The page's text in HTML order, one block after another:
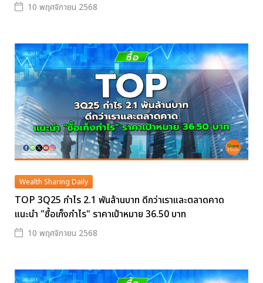
10 พฤศจิกายน 2568
Wealth Sharing Daily
TOP 3Q25 กำไร 2.1 พันล้านบาท ดีกว่าเราและตลาดคาด
แนะนำ "ซื้อเก็งกำไร" ราคาเป้าหมาย 36.50 บาท
10 พฤศจิกายน 2568